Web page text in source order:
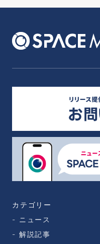
カテゴリー
ニュース
解説記事